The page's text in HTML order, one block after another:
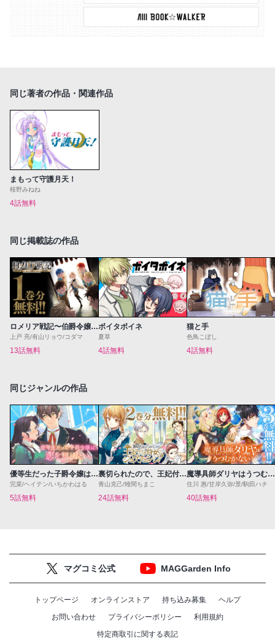
同じ著者の作品・関連作品
まもって守護月天！
桜野みねね
4話無料
同じ掲載誌の作品
ロメリア戦記〜伯爵令嬢、魔王を倒した後も人類やばそうだから軍隊組織する〜
上戸 亮/有山リョウ/コダマ
13話無料
ボイタボイネ
夏草
4話無料
猫と手
色鳥こぼし
4話無料
同じジャンルの作品
優等生だった子爵令嬢は、恋を知りたい。 THE COMIC
完菜/ヘイテン/いちかわはる
5話無料
裏切られたので、王妃付き侍女にジョブチェンジ！
青山克己/雉間ちまこ
24話無料
魔導具師ダリヤはうつむかない ～Dahliya Wilts No More～
住川 惠/甘岸久弥/景/駒田ハチ
40話無料
マグコミ公式 MAGGarden Info
トップページ オンラインストア 持ち込み募集
ヘルプ
お問い合わせ
プライバシーポリシー
利用規約
特定商取引に関する表記